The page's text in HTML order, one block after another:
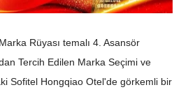
Rüyası temalı 4. Asansör
Tercih Edilen Marka Seçimi ve
Sofitel Hongqiao Otel'de görkemli bir